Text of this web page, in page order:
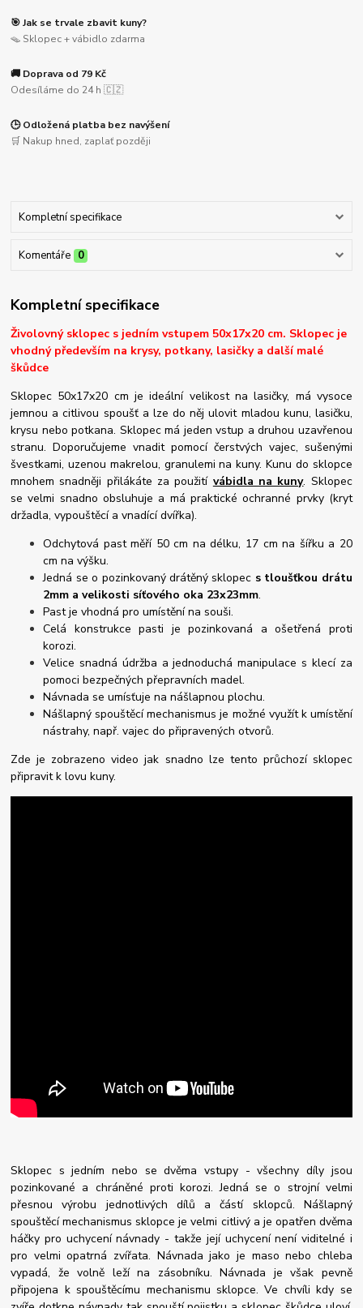
🎯 Jak se trvale zbavit kuny?
🪤 Sklopec + vábidlo zdarma
🚚 Doprava od 79 Kč
Odesíláme do 24 h 🇨🇿
🕒 Odložená platba bez navýšení
🛒 Nakup hned, zaplať později
Kompletní specifikace
Komentáře 0
Kompletní specifikace
Živolovný sklopec s jedním vstupem 50x17x20 cm. Sklopec je
vhodný především na krysy, potkany, lasičky a další malé
škůdce
Sklopec 50x17x20 cm je ideální velikost na lasičky, má vysoce
jemnou a citlivou spoušť a lze do něj ulovit mladou kunu, lasičku,
krysu nebo potkana. Sklopec má jeden vstup a druhou uzavřenou
stranu. Doporučujeme vnadit pomocí čerstvých vajec, sušenými
švestkami, uzenou makrelou, granulemi na kuny. Kunu do sklopce
mnohem snadněji přilákáte za použití vábidla na kuny. Sklopec
se velmi snadno obsluhuje a má praktické ochranné prvky (kryt
držadla, vypouštěcí a vnadící dvířka).
Odchytová past měří 50 cm na délku, 17 cm na šířku a 20
cm na výšku.
Jedná se o pozinkovaný drátěný sklopec s tloušťkou drátu
2mm a velikosti síťového oka 23x23mm.
Past je vhodná pro umístění na souši.
Celá konstrukce pasti je pozinkovaná a ošetřená proti
korozi.
Velice snadná údržba a jednoduchá manipulace s klecí za
pomoci bezpečných přepravních madel.
Návnada se umísťuje na nášlapnou plochu.
Nášlapný spouštěcí mechanismus je možné využít k umístění
nástrahy, např. vajec do připravených otvorů.
Zde je zobrazeno video jak snadno lze tento průchozí sklopec
připravit k lovu kuny.
Sklopec s jedním nebo se dvěma vstupy - všechny díly jsou
pozinkované a chráněné proti korozi. Jedná se o strojní velmi
přesnou výrobu jednotlivých dílů a částí sklopců. Nášlapný
spouštěcí mechanismus sklopce je velmi citlivý a je opatřen dvěma
háčky pro uchycení návnady - takže její uchycení není viditelné i
pro velmi opatrná zvířata. Návnada jako je maso nebo chleba
vypadá, že volně leží na zásobníku. Návnada je však pevně
připojena k spouštěcímu mechanismu sklopce. Ve chvíli kdy se